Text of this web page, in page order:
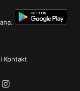
Kontakt
Instagram